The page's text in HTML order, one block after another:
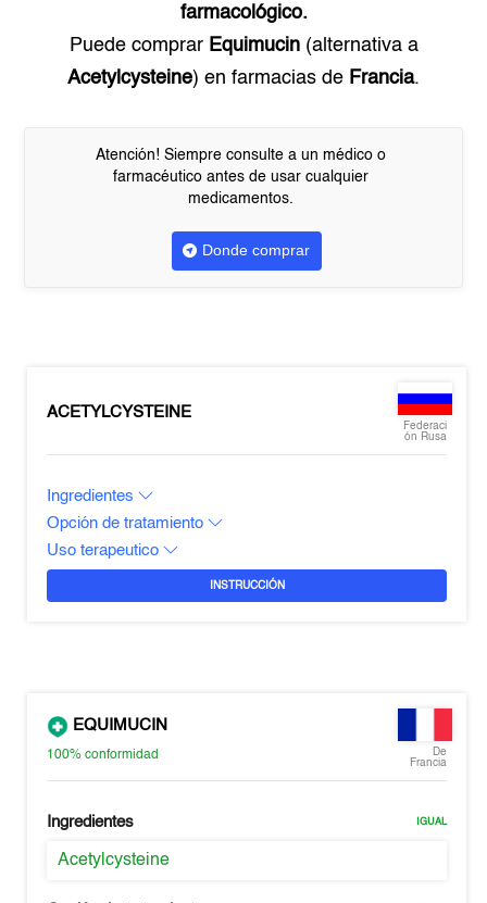
farmacológico.
Puede comprar Equimucin(alternativa a
Acetylcysteine) en farmacias de Francia.
Atención! Siempre consulte a un médico o
farmacéutico antes de usar cualquier
medicamentos.
Donde comprar
ACETYLCYSTEINE
Federaci
ón Rusa
Ingredientes
Opción de tratamiento
Uso terapeutico
INSTRUCCIÓN
EQUIMUCIN
100%conformidad
De
Francia
Ingredientes IGUAL
Acetylcysteine